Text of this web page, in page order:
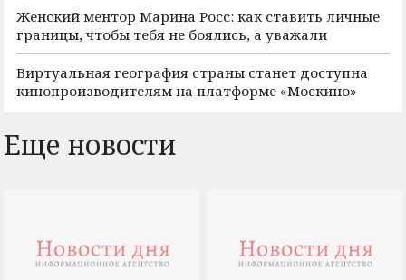
Женский ментор Марина Росс: как ставить личные
границы, чтобы тебя не боялись, а уважали
Виртуальная география страны станет доступна
кинопроизводителям на платформе «Москино»
Еще новости